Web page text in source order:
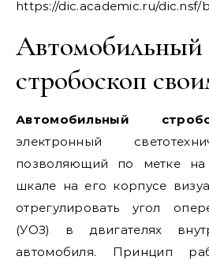
https://dic.academic.ru/dic.nsf/
Автомобильный
стробоскоп
Автомобильный
электронный
позволяющий по метке на
шкале на его корпусе
отрегулировать угол
(УОЗ) в двигателях
автомобиля. Принцип